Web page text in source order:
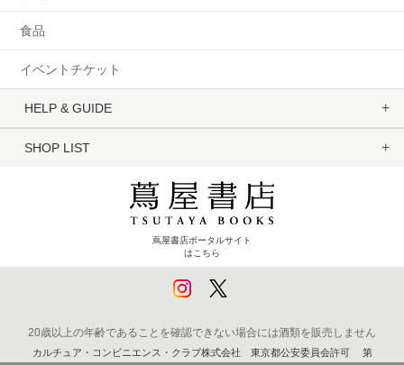
食品
イベントチケット
HELP & GUIDE
SHOP LIST
蔦屋書店ポータルサイト
はこちら
20歳以上の年齢であることを確認できない場合には酒類を販売しません
カルチュア・コンビニエンス・クラブ株式会社 東京都公安委員会許可 第